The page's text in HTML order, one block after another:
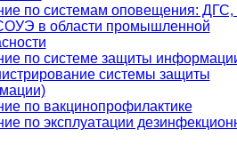
по системам оповещения: ДГС,
в области промышленной
по системе защиты
системы защиты
по вакцинопрофилактике
по эксплуатации